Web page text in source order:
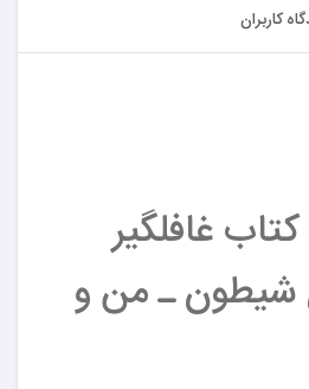
کاربران
غافلگیر
شیطون ـ من و